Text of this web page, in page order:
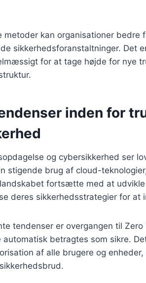
metoder kan organisationer bedre
sikkerhedsforanstaltninger. Det
for at tage højde for nye
inden for
og cybersikkerhed ser
stigende brug af cloud-
fortsætte med at
deres sikkerhedsstrategier for at
tendenser er overgangen til
automatisk betragtes som sikre.
af alle brugere og